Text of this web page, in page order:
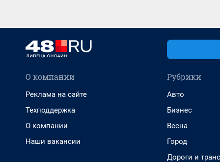
О компании
Реклама на сайте
Техподдержка
О компании
Наши вакансии
Рубрики
Авто
Бизнес
Весна
Город
Дороги и